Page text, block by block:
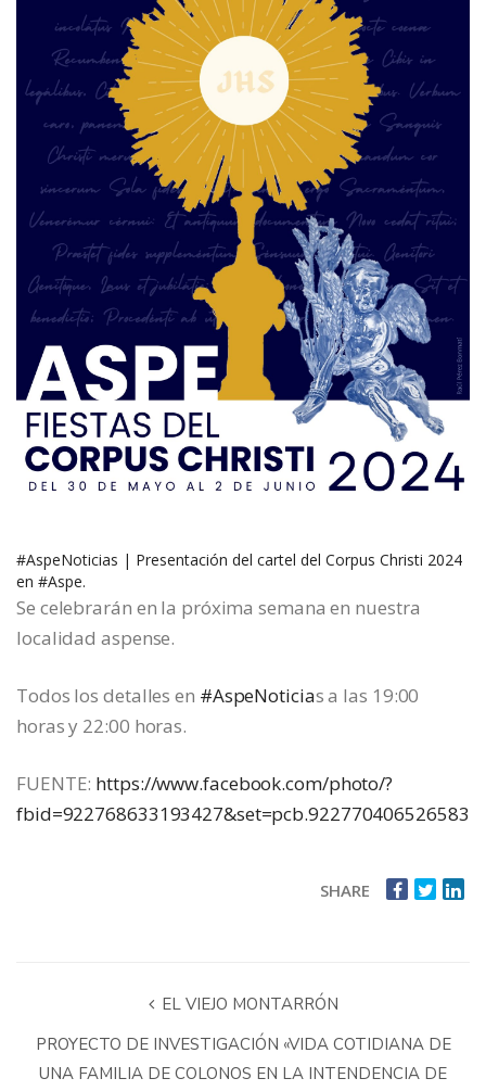
#AspeNoticias | Presentación del cartel del Corpus Christi 2024
en #Aspe.
Se celebrarán en la próxima semana en nuestra
localidad aspense.
Todos los detalles en #AspeNoticias a las 19:00
horas y 22:00 horas.
FUENTE: https://www.facebook.com/photo/?
fbid=922768633193427&set=pcb.922770406526583
SHARE
EL VIEJO MONTARRÓN
PROYECTO DE INVESTIGACIÓN «VIDA COTIDIANA DE
UNA FAMILIA DE COLONOS EN LA INTENDENCIA DE